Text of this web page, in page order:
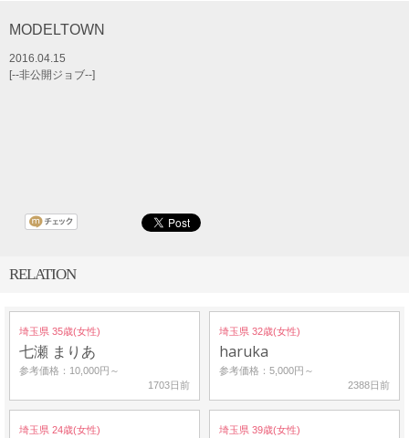
MODELTOWN
2016.04.15
[--非公開ジョブ--]
RELATION
埼玉県 35歳(女性)
七瀬 まりあ
参考価格：10,000円～
1703日前
埼玉県 32歳(女性)
haruka
参考価格：5,000円～
2388日前
埼玉県 24歳(女性) 埼玉県 39歳(女性)